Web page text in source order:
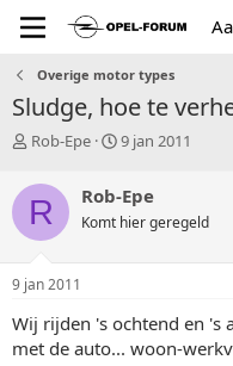
Overige motor types
Sludge, hoe te
T
p
i
c
s
a
t
e
Rob-Epe
S
r
t
a
m
9 jan 2011
R Rob-Epe
Komt hier geregeld
9 jan 2011
Wij rijden 's ochtend en 's
met de auto... woon-